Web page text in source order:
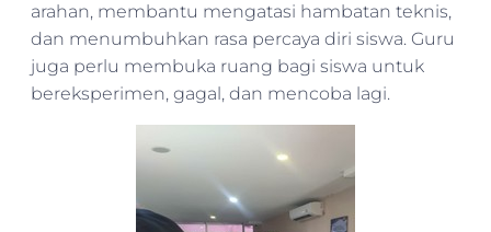
arahan, membantu mengatasi hambatan teknis,
dan menumbuhkan rasa percaya diri siswa. Guru
juga perlu membuka ruang bagi siswa untuk
bereksperimen, gagal, dan mencoba lagi.